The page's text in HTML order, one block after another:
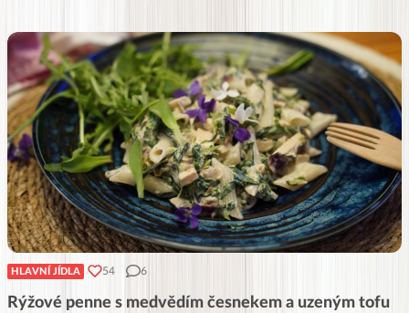
HLAVNÍ JÍDLA 54 6
Rýžové penne s medvědím česnekem a uzeným tofu